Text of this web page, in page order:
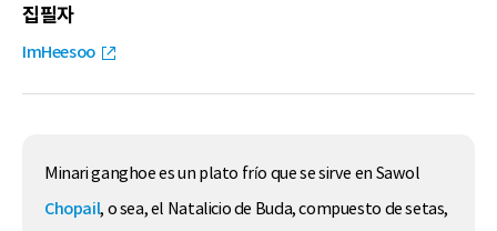
집필자
ImHeesoo
Minari ganghoe es un plato frío que se sirve en Sawol
Chopail, o sea, el Natalicio de Buda, compuesto de setas,